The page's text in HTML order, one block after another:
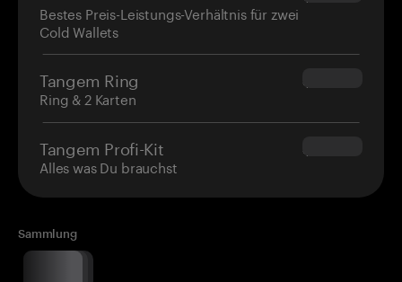
Bestes Preis-Leistungs-Verhältnis für zwei
Cold Wallets
Tangem Ring
Ring & 2 Karten
$160.00
Tangem Profi-Kit
Alles was Du brauchst
$180.00
Sammlung